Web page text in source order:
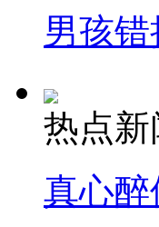
男孩
热点新
真心